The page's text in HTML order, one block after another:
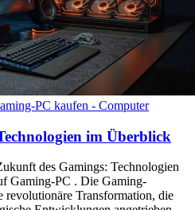
PC kaufen - Computer
im Überblick
des Gamings: Technologien
Gaming-PC . Die Gaming-
revolutionäre Transformation, die